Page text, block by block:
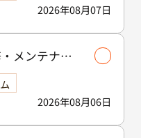
2026年08月07日
メンテナン
装
2026年08月06日